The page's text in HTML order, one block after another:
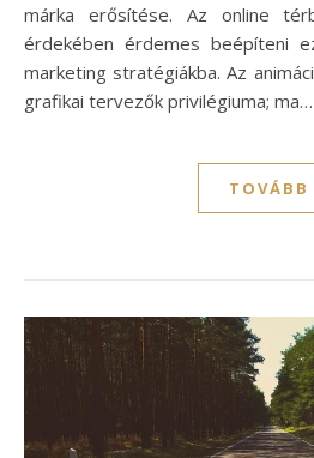
márka erősítése. Az online
érdekében érdemes beépíteni
marketing stratégiákba. Az
grafikai tervezők privilégiuma; ma…
TOVÁBB